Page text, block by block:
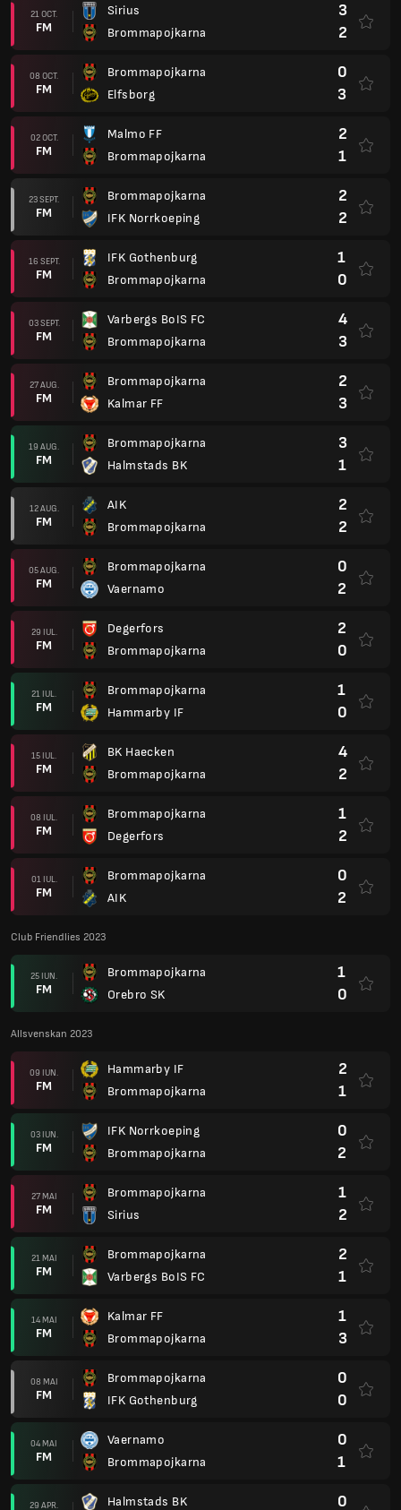
21 OCT.
FM
Sirius
Brommapojkarna
3
2
08 OCT.
FM
Brommapojkarna
Elfsborg
0
3
02 OCT.
FM
Malmo FF
Brommapojkarna
2
1
23 SEPT.
FM
Brommapojkarna
IFK Norrkoeping
2
2
16 SEPT.
FM
IFK Gothenburg
Brommapojkarna
1
0
03 SEPT.
FM
Varbergs BoIS FC
Brommapojkarna
4
3
27 AUG.
FM
Brommapojkarna
Kalmar FF
2
3
19 AUG.
FM
Brommapojkarna
Halmstads BK
3
1
12 AUG.
FM
AIK
Brommapojkarna
2
2
05 AUG.
FM
Brommapojkarna
Vaernamo
0
2
29 IUL.
FM
Degerfors
Brommapojkarna
2
0
21 IUL.
FM
Brommapojkarna
Hammarby IF
1
0
15 IUL.
FM
BK Haecken
Brommapojkarna
4
2
08 IUL.
FM
Brommapojkarna
Degerfors
1
2
01 IUL.
FM
Brommapojkarna
AIK
0
2
Club Friendlies 2023
25 IUN.
FM
Brommapojkarna
Orebro SK
1
0
Allsvenskan 2023
09 IUN.
FM
Hammarby IF
Brommapojkarna
2
1
03 IUN.
FM
IFK Norrkoeping
Brommapojkarna
0
2
27 MAI
FM
Brommapojkarna
Sirius
1
2
21 MAI
FM
Brommapojkarna
Varbergs BoIS FC
2
1
14 MAI
FM
Kalmar FF
Brommapojkarna
1
3
08 MAI
FM
Brommapojkarna
IFK Gothenburg
0
0
04 MAI
FM
Vaernamo
Brommapojkarna
0
1
29 APR. Halmstads BK 0